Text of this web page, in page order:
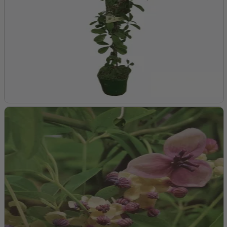
Fjern forsigtigt busken fra potten og placér den i hullet, så
podestedet (hvor stammen møder rødderne) er lige over
Fyld hullet med jord og tryk den forsigtigt til. Vand grundigt
for at fjerne luftlommer og hjælpe jorden til at sætte sig
Vand regelmæssigt, især i det første år efter plantning.
Undgå dog overvanding, da havtorn ikke bryder sig om
Lad de øverste par centimeter jord tørre, før du vander
igen. Reducer vandingen i sensommeren og efteråret, når
regnen tager over.
Gødning:
Gød din ‘Hergo’ om foråret med en afbalanceret organisk
gødning. Følg instruktionerne på posen for den anbefalede